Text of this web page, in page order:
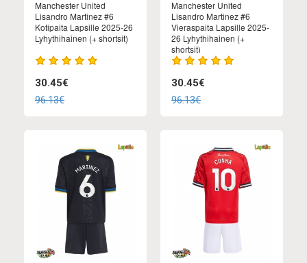
Manchester United
Lisandro Martinez #6
Kotipaita Lapsille 2025-26
Lyhythihainen (+ shortsit)
30.45€
96.13€
Manchester United
Lisandro Martinez #6
Vieraspaita Lapsille 2025-
26 Lyhythihainen (+
shortsit)
30.45€
96.13€